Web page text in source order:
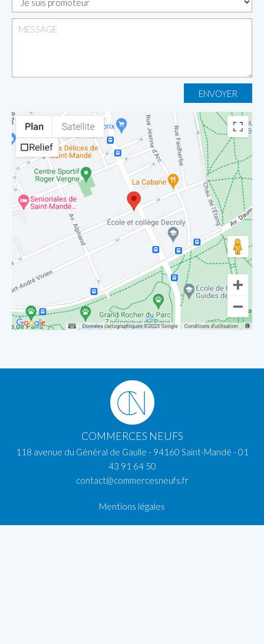
ENVOYER
COMMERCES NEUFS
118 avenue du Général de Gaulle - 94160 Saint-Mandé -01
43 91 64 50
contact@commercesneufs.fr
Mentions légales